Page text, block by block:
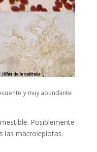
y muy abundante
Posiblemente
las macrolepiotas.